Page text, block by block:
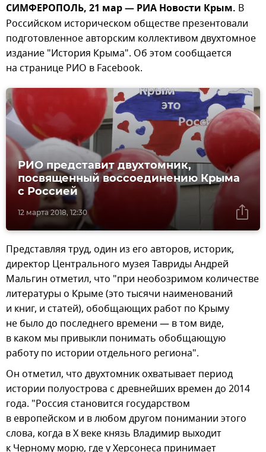
СИМФЕРОПОЛЬ, 21 мар — РИА Новости Крым. В
Российском историческом обществе презентовали
подготовленное авторским коллективом двухтомное
издание "История Крыма". Об этом сообщается
на странице РИО в Facebook.
12 марта 2018, 12:30
РИО представит двухтомник,
посвященный воссоединению Крыма
с Россией
Представляя труд, один из его авторов, историк,
директор Центрального музея Тавриды Андрей
Мальгин отметил, что "при необозримом количестве
литературы о Крыме (это тысячи наименований
и книг, и статей), обобщающих работ по Крыму
не было до последнего времени — в том виде,
в каком мы привыкли понимать обобщающую
работу по истории отдельного региона".
Он отметил, что двухтомник охватывает период
истории полуострова с древнейших времен до 2014
года. "Россия становится государством
в европейском и в любом другом понимании этого
слова, когда в X веке князь Владимир выходит
к Черному морю, где у Херсонеса принимает